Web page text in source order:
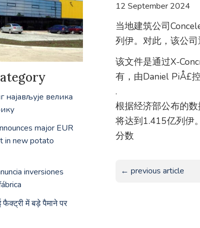
12 September 2024
当地建筑公司
列伊。对此，该公
该文件是通过X-
有，由Daniel PiÅ£
.
根据经济部公布的
将达到1.415亿列伊
分数
← previous article
велика
major EUR
in new potato
inversiones
फैक्ट्री में बड़े पैमाने पर